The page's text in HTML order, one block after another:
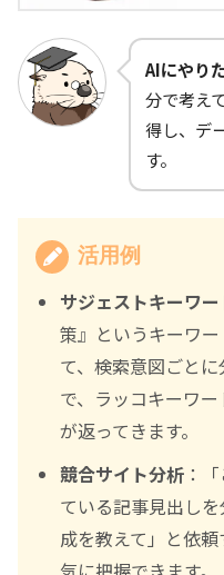
AIにやり
分で考え
得し、デ
す。
活用例
サジェストキーワ
策』というキーワ
て、検索意図ごと
で、ラッコキーワ
が返ってきます。
競合サイト分析 ：
ている記事見出し
成を教えて」と依